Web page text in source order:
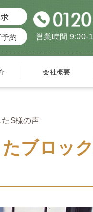
約 営業時間 9:00-
会社概要
S様の声
ブロッ